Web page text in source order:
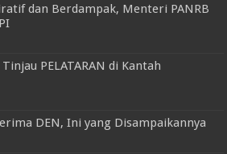
dan Berdampak, Menteri PANRB
PELATARAN di Kantah
DEN, Ini yang Disampaikannya